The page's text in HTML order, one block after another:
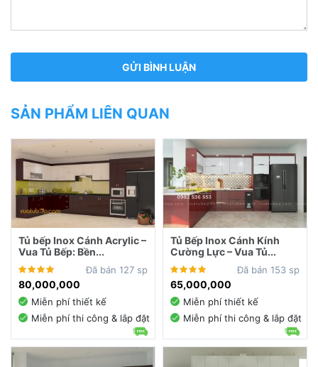
SẢN PHẨM LIÊN QUAN
Tủ bếp Inox Cánh Acrylic –
Vua Tủ Bếp: Bền...
Đã bán 127 sp
80,000,000
Miễn phí thiết kế
Miễn phí thi công & lắp đặt
Tủ Bếp Inox Cánh Kính
Cường Lực – Vua Tủ...
Đã bán 153 sp
65,000,000
Miễn phí thiết kế
Miễn phí thi công & lắp đặt